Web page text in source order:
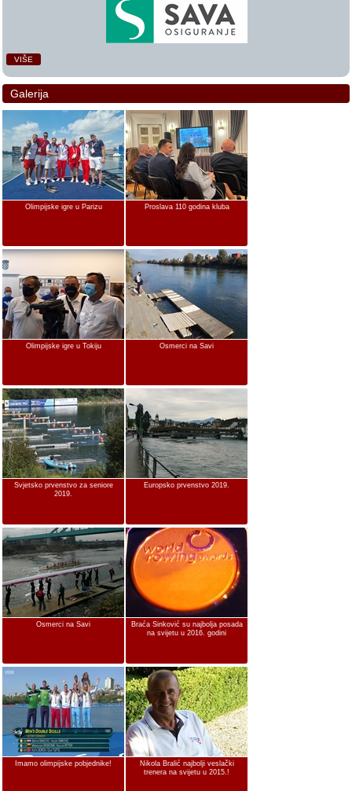
VIŠE
Galerija
Olimpijske igre u Parizu Proslava 110 godina kluba
Olimpijske igre u Tokiju Osmerci na Savi
Svjetsko prvenstvo za seniore
2019.
Europsko prvenstvo 2019.
Osmerci na Savi
Braća Sinković su najbolja posada
na svijetu u 2016. godini
Imamo olimpijske pobjednike!
Nikola Bralić najbolji veslački
trenera na svijetu u 2015.!